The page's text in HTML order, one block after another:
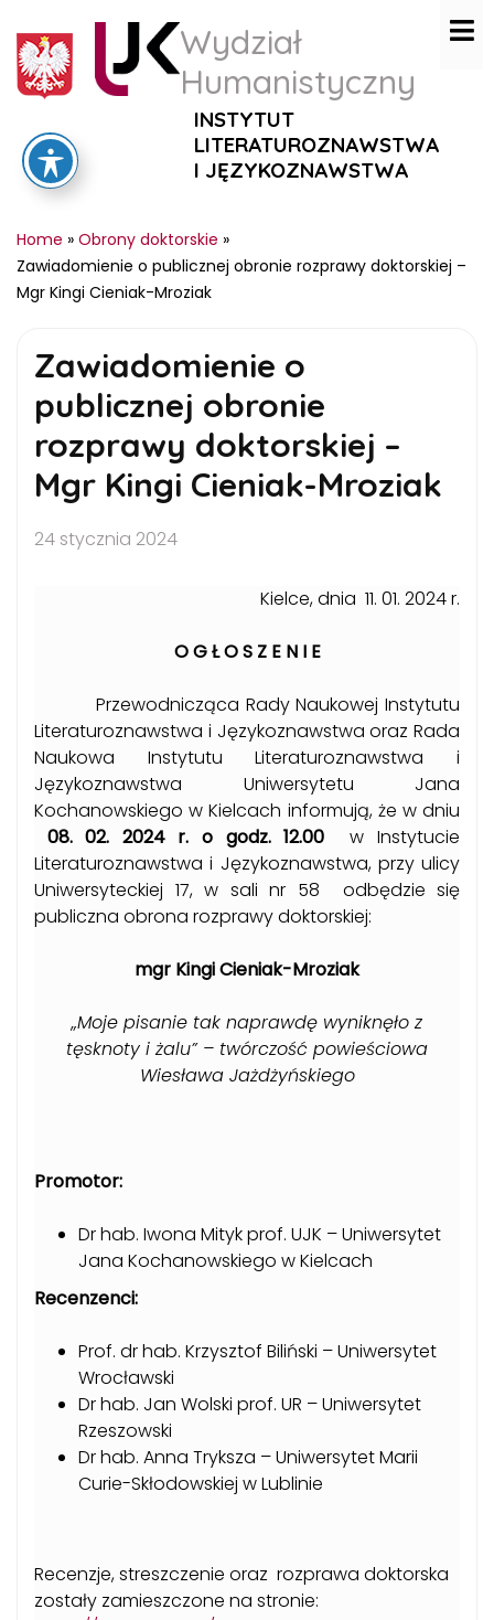
Wydział
Humanistyczny
INSTYTUT
LITERATUROZNAWSTWA
I JĘZYKOZNAWSTWA
Home » Obrony doktorskie »
Zawiadomienie o publicznej obronie rozprawy doktorskiej –
Mgr Kingi Cieniak-Mroziak
Zawiadomienie o
publicznej obronie
rozprawy doktorskiej –
Mgr Kingi Cieniak-Mroziak
24 stycznia 2024
Kielce, dnia 11. 01. 2024 r.
O G Ł O S Z E N I E
Przewodnicząca Rady Naukowej Instytutu
Literaturoznawstwa i Językoznawstwa oraz Rada
Naukowa Instytutu Literaturoznawstwa i
Językoznawstwa Uniwersytetu Jana
Kochanowskiego w Kielcach informują, że w dniu
08. 02. 2024 r. o godz. 12.00 w Instytucie
Literaturoznawstwa i Językoznawstwa, przy ulicy
Uniwersyteckiej 17, w sali nr 58 odbędzie się
publiczna obrona rozprawy doktorskiej:
mgr Kingi Cieniak-Mroziak
„Moje pisanie tak naprawdę wyniknęło z
tęsknoty i żalu” – twórczość powieściowa
Wiesława Jażdżyńskiego
Promotor:
Dr hab. Iwona Mityk prof. UJK – Uniwersytet
Jana Kochanowskiego w Kielcach
Recenzenci:
Prof. dr hab. Krzysztof Biliński – Uniwersytet
Wrocławski
Dr hab. Jan Wolski prof. UR – Uniwersytet
Rzeszowski
Dr hab. Anna Tryksza – Uniwersytet Marii
Curie-Skłodowskiej w Lublinie
Recenzje, streszczenie oraz rozprawa doktorska
zostały zamieszczone na stronie: